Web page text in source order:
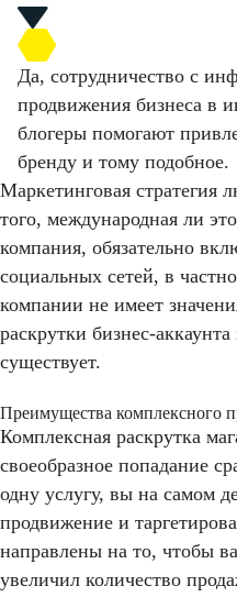
Да, сотрудничество с
продвижения бизнеса в
блогеры помогают
бренду и тому подобное.
Маркетинговая стратегия
того, международная ли
компания, обязательно
социальных сетей, в
компании не имеет
раскрутки бизнес-
существует.
Преимущества комплексного
Комплексная раскрутка
своеобразное попадание
одну услугу, вы на самом
продвижение и
направлены на то, чтобы
увеличил количество